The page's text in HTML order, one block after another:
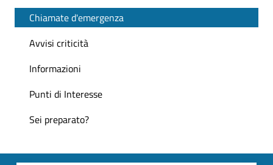
Chiamate d'emergenza
Avvisi criticità
Informazioni
Punti di Interesse
Sei preparato?